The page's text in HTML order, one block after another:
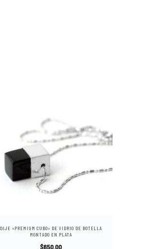
DIJE «PREMIUM CUBO» DE VIDRIO DE BOTELLA
MONTADO EN PLATA
$650.00
e